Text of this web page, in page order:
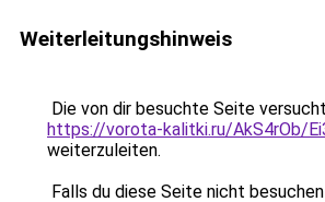
Weiterleitungshinweis
Die von dir besuchte Seite
https://vorota-kalitki.ru/AkS4rOb/
weiterzuleiten.
Falls du diese Seite nicht